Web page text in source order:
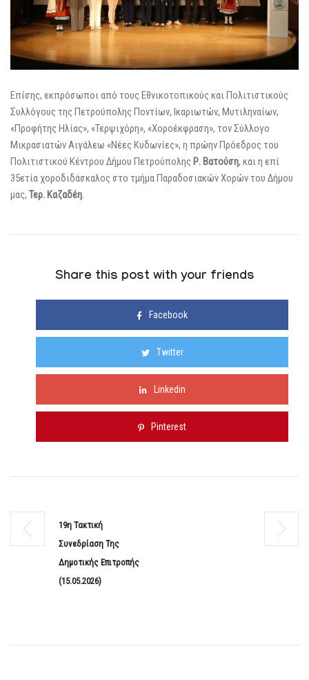
Επίσης, εκπρόσωποι από τους Εθνικοτοπικούς και Πολιτιστικούς
Συλλόγους της Πετρούπολης Ποντίων, Ικαριωτών, Μυτιληναίων,
«Προφήτης Ηλίας», «Τερψιχόρη», «Χοροέκφραση», τον Σύλλογο
Μικρασιατών Αιγάλεω «Νέες Κυδωνίες», η πρώην Πρόεδρος του
Πολιτιστικού Κέντρου Δήμου Πετρούπολης Ρ. Βατούση, και η επί
35ετία χοροδιδάσκαλος στο τμήμα Παραδοσιακών Χορών του Δήμου
μας, Τερ. Καζαδέη.
Share this post with your friends
Facebook
Twitter
Linkedin
Pinterest
19η Τακτική
Συνεδρίαση Της
Δημοτικής Επιτροπής
(15.05.2026)